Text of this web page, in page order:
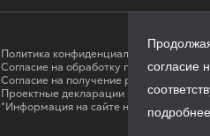
Политика конфиденциальности
Согласие на обработку персональных
Cогласие на получение рассылки
Проектные декларации на сайте
*Информация на сайте не является
согласие
подробнее